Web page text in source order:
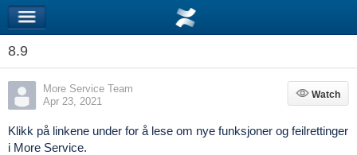
8.9
More Service Team
Apr 23, 2021
Watch
Watch
Klikk på linkene under for å lese om nye funksjoner og feilrettinger
i More Service.